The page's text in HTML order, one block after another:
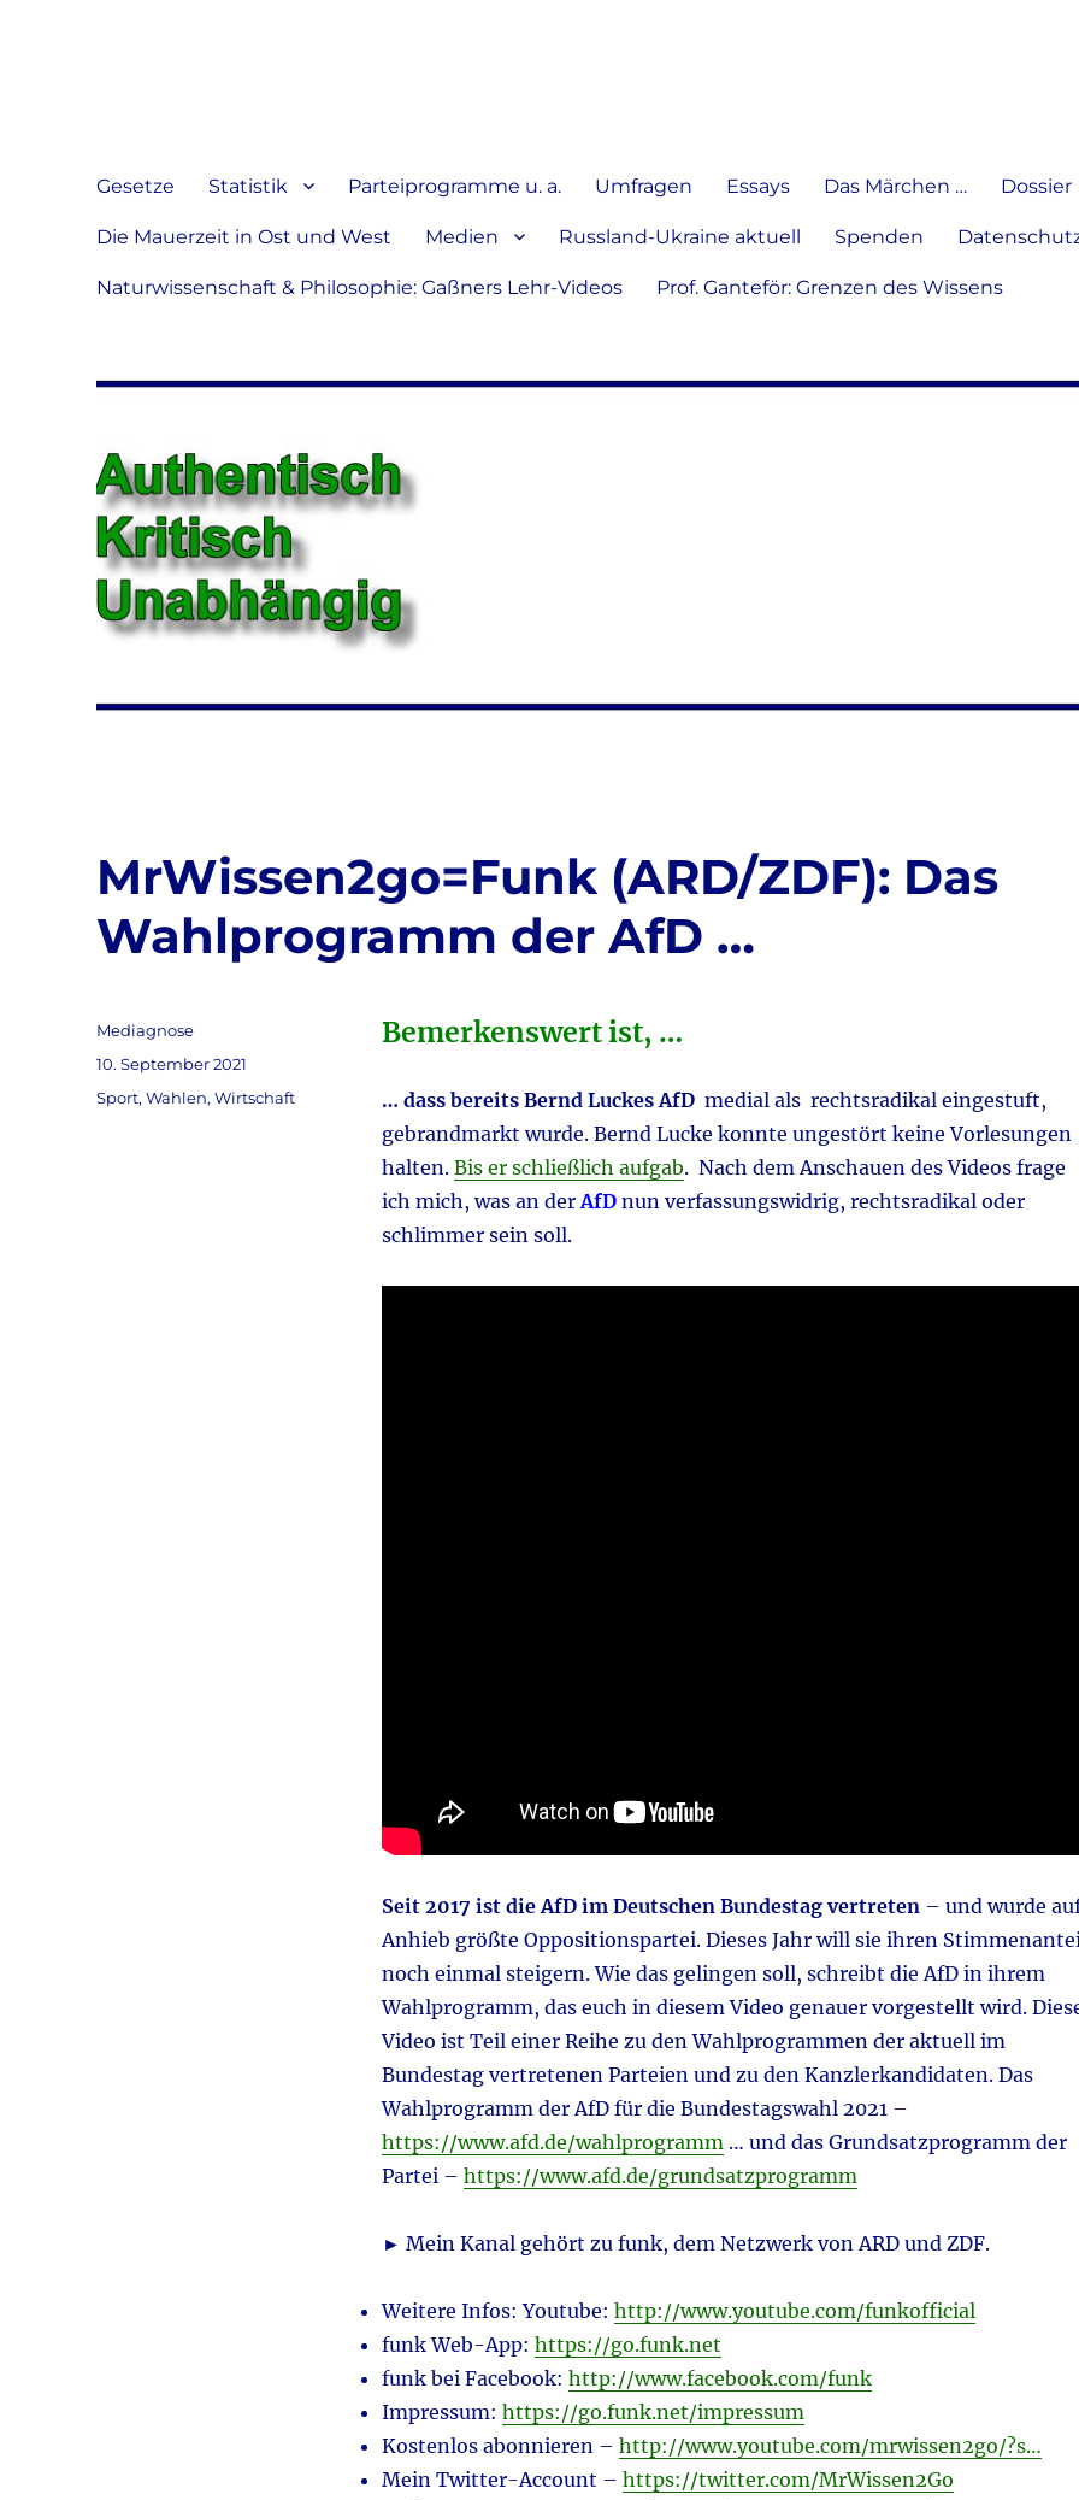
verbreiten
Gesetze Statistik Parteiprogramme u. a. Umfragen Essays Das Märchen … Dossier
Die Mauerzeit in Ost und West Medien Russland-Ukraine aktuell Spenden
Naturwissenschaft & Philosophie: Gaßners Lehr-Videos Prof. Ganteför: Grenzen des Wissens
MrWissen2go=Funk (ARD/ZDF): Das
Wahlprogramm der AfD …
Bemerkenswert ist, …
… dass bereits Bernd Luckes AfDmedial als rechtsradikal eingestuft,
gebrandmarkt wurde. Bernd Lucke konnte ungestört keine Vorlesungen
halten. Bis er schließlich aufgab. Nach dem Anschauen des Videos frage
ich mich, was an derAfDnun verfassungswidrig, rechtsradikal oder
schlimmer sein soll.
Seit 2017 ist die AfD im Deutschen Bundestag vertreten– und wurde
Anhieb größte Oppositionspartei. Dieses Jahr will sie ihren
noch einmal steigern. Wie das gelingen soll, schreibt die AfD in ihrem
Wahlprogramm, das euch in diesem Video genauer vorgestellt wird.
Video ist Teil einer Reihe zu den Wahlprogrammen der aktuell im
Bundestag vertretenen Parteien und zu den Kanzlerkandidaten. Das
Wahlprogramm der AfD für die Bundestagswahl 2021 –
https://www.afd.de/wahlprogramm… und das Grundsatzprogramm der
Partei – https://www.afd.de/grundsatzprogramm
► Mein Kanal gehört zu funk, dem Netzwerk von ARD und ZDF.
Weitere Infos: Youtube: http://www.youtube.com/funkofficial
funk Web-App: https://go.funk.net
funk bei Facebook: http://www.facebook.com/funk
Impressum: https://go.funk.net/impressum
Kostenlos abonnieren – http://www.youtube.com/mrwissen2go/?s…
Mein Twitter-Account – https://twitter.com/MrWissen2Go
Autor
Mediagnose
Veröffentlicht
am
10. September 2021
Kategorien
Sport,Wahlen,Wirtschaft